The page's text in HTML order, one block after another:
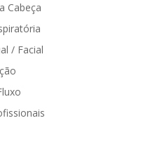
Cabeça
/ Facial